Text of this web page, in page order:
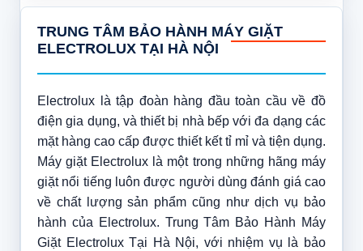
TRUNG TÂM BẢO HÀNH MÁY GIẶT
ELECTROLUX TẠI HÀ NỘI
Electrolux là tập đoàn hàng đầu toàn cầu về đồ
điện gia dụng, và thiết bị nhà bếp với đa dạng các
mặt hàng cao cấp được thiết kết tỉ mỉ và tiện dụng.
Máy giặt Electrolux là một trong những hãng máy
giặt nổi tiếng luôn được người dùng đánh giá cao
về chất lượng sản phẩm cũng như dịch vụ bảo
hành của Electrolux. Trung Tâm Bảo Hành Máy
Giặt Electrolux Tại Hà Nội, với nhiệm vụ là bảo